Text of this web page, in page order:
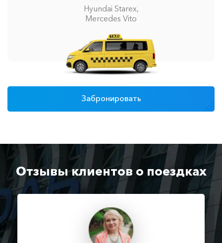
Hyundai Starex,
Mercedes Vito
Забронировать
Отзывы клиентов о поездках